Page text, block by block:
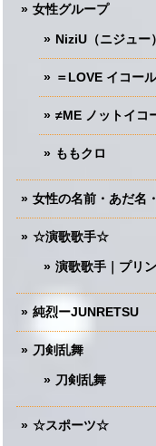
女性グループ
NiziU（ニジュー）
＝LOVE イコー
≠ME ノットイコ
ももクロ
女性の名前・あだ名
☆演歌歌手☆
演歌歌手｜プリ
純烈ーJUNRETSU
刀剣乱舞
刀剣乱舞
☆スポーツ☆